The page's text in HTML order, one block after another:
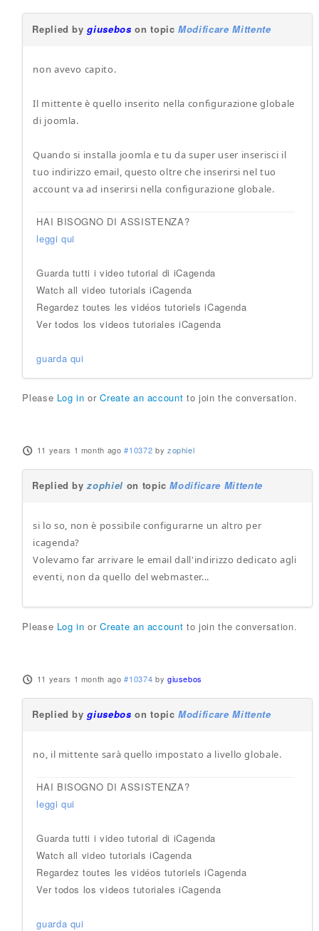
Replied bygiusebos on topicModificare Mittente
non avevo capito.
Il mittente è quello inserito nella configurazione globale
di joomla.
Quando si installa joomla e tu da super user inserisci il
tuo indirizzo email, questo oltre che inserirsi nel tuo
account va ad inserirsi nella configurazione globale.
HAI BISOGNO DI ASSISTENZA?
leggi qui
Guarda tutti i video tutorial di iCagenda
Watch all video tutorials iCagenda
Regardez toutes les vidéos tutoriels iCagenda
Ver todos los videos tutoriales iCagenda
guarda qui
Please Log in orCreate an account to join the conversation.
11 years 1 month ago #10372 by zophiel
Replied byzophiel on topicModificare Mittente
si lo so, non è possibile configurarne un altro per
icagenda?
Volevamo far arrivare le email dall'indirizzo dedicato agli
eventi, non da quello del webmaster...
Please Log in orCreate an account to join the conversation.
11 years 1 month ago #10374 by giusebos
Replied bygiusebos on topicModificare Mittente
no, il mittente sarà quello impostato a livello globale.
HAI BISOGNO DI ASSISTENZA?
leggi qui
Guarda tutti i video tutorial di iCagenda
Watch all video tutorials iCagenda
Regardez toutes les vidéos tutoriels iCagenda
Ver todos los videos tutoriales iCagenda
guarda qui